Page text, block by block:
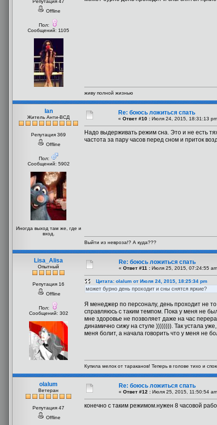
Репутация 47
Offline
Пол:
Сообщений: 1105
живу полной жизнью
Ian
Житель Анти-ВСД
Репутация 369
Offline
Пол:
Сообщений: 5902
Иногда выход там же, где и
вход.
Re: боюсь ложиться спать
« Ответ #10 : Июля 24, 2015, 18:31:13
Надо выдерживать режим сна. Это и не есть
частота за пару часов перед сном и приток
Выйти из невроза!? А куда???
Lisa_Alisa
Опытный
Репутация 16
Offline
Пол:
Сообщений: 302
Re: боюсь ложиться спать
« Ответ #11 : Июля 25, 2015, 07:24:55
Цитата: olalum от Июля 24, 2015, 18:25:34 pm
может бурно день проходит и сны снятся яркие?
Я менеджер по персоналу, день проходит не
справляюсь с таким темпом. Пока у меня не
мне здоровье не позволяет даже на час
динамично сижу на стуле )))))))). Так устала
меня болит, а начала говорить что у меня не
Купила мелок от тараканов! Теперь в голове тихо и
olalum
Ветеран
Репутация 47
Offline
Re: боюсь ложиться спать
« Ответ #12 : Июля 25, 2015, 11:50:54
конечно с таким режимом.нужен 8 часовой